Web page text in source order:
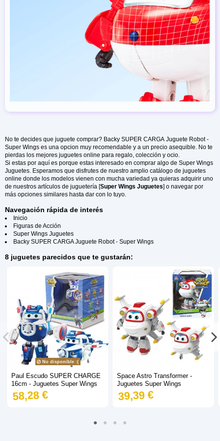
No te decides que juguete comprar? Backy SUPER CARGA Juguete Robot -
Super Wings es una opcion muy recomendable y a un precio asequible. No te
pierdas los mejores juguetes online para regalo, colección y ocio.
Si estas por aquí es porque estas interesado en comprar algo de Super Wings
Juguetes. Esperamos que disfrutes de nuestro amplio catálogo de juguetes
online donde los modelos vienen con mucha variedad ya quieras adquirir uno
de nuestros artículos de juguetería [Super Wings Juguetes] o navegar por
más opciones similares hasta dar con lo tuyo.
Navegación rápida de interés
Inicio
Figuras de Acción
Super Wings Juguetes
Backy SUPER CARGA Juguete Robot - Super Wings
8 juguetes parecidos que te gustarán:
No disponible :(
Paul Escudo SUPER CHARGE
16cm - Juguetes Super Wings
58,28 €
Space Astro Transformer -
Juguetes Super Wings
39,39 €